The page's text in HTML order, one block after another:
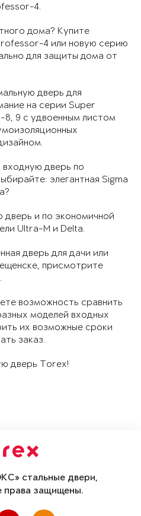
4.
дома? Купите
4 или новую серию
для защиты дома от
дверь для
на серии Super
8, 9 с удвоенным листом
дверь по
элегантная Sigma
дверь и по экономичной
Ultra-M и Delta.
дверь для дачи или
присмотрите
возможность сравнить
моделей входных
их возможные сроки
заказ.
дверь Torex!
стальные двери,
права защищены.